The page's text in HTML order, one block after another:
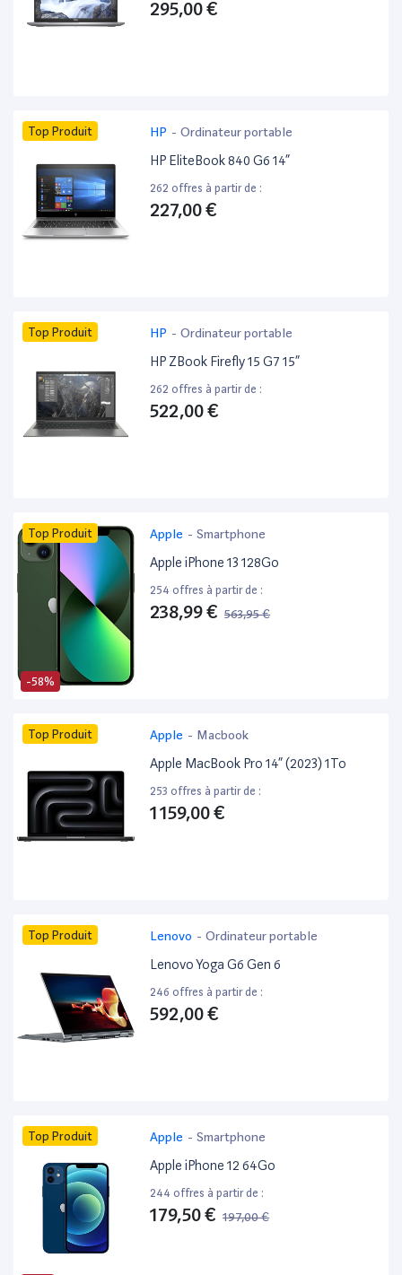
295,00 €
Top Produit HP - Ordinateur portable
HP EliteBook 840 G6 14”
262 offres à partir de :
227,00 €
Top Produit HP - Ordinateur portable
HP ZBook Firefly 15 G7 15”
262 offres à partir de :
522,00 €
-58%
Top Produit Apple - Smartphone
Apple iPhone 13 128Go
254 offres à partir de :
238,99 € 563,95 €
Top Produit Apple - Macbook
Apple MacBook Pro 14” (2023) 1To
253 offres à partir de :
1 159,00 €
Top Produit Lenovo - Ordinateur portable
Lenovo Yoga G6 Gen 6
246 offres à partir de :
592,00 €
Top Produit Apple - Smartphone
Apple iPhone 12 64Go
244 offres à partir de :
179,50 € 197,00 €